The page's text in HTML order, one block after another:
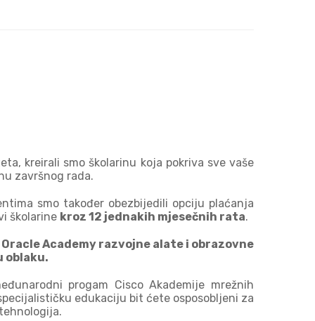
kreirali smo školarinu koja pokriva sve vaše
završnog rada.
smo također obezbijedili opciju plaćanja
školarine kroz 12 jednakih mjesečnih rata.
Academy razvojne alate i obrazovne
oblaku.
progam Cisco Akademije mrežnih
edukaciju bit ćete osposobljeni za